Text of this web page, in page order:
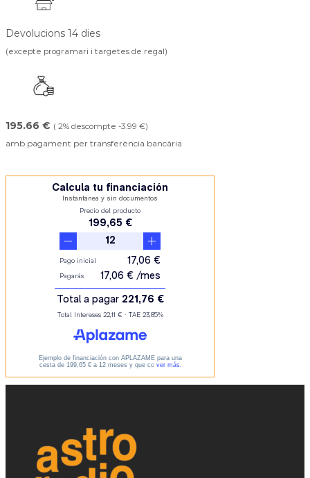
Devolucions 14 dies
(excepte programari i targetes de regal)
195.66 € ( 2% descompte -3.99 €)
amb pagament per transferència bancària